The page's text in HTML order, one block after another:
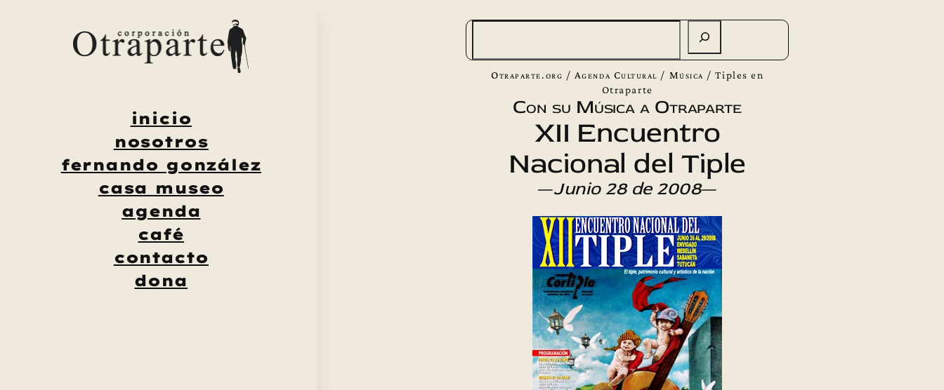
inicio
nosotros
fernando gonzález
casa museo
agenda
café
contacto
dona
Otraparte.org / Agenda Cultural / Música /Tiples en
Otraparte
Con su Música a Otraparte
XII Encuentro
Nacional del Tiple
—Junio 28 de 2008—